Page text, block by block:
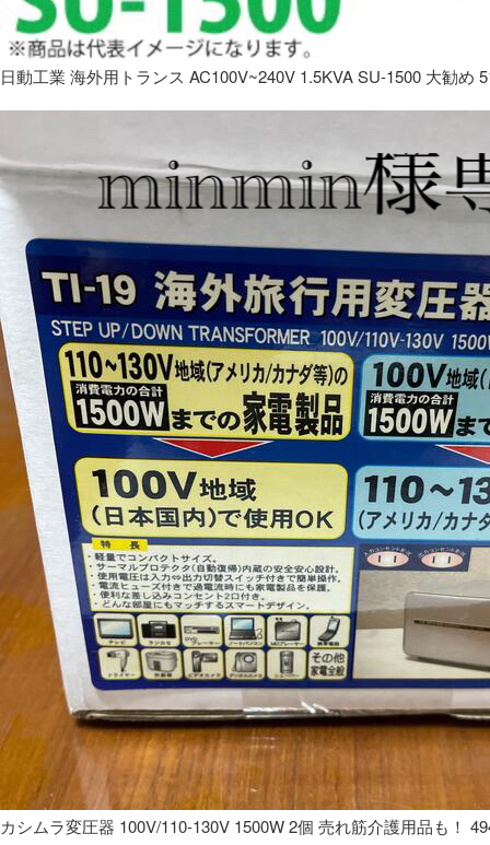
日動工業 海外用トランス AC100V~240V 1.5KVA SU-1500 大勧め
カシムラ変圧器 100V/110-130V 1500W 2個 売れ筋介護用品も！